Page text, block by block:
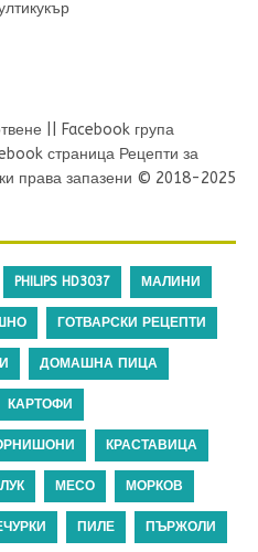
Facebook група
страница Рецепти за
права запазени © 2018-2025
PHILIPS HD3037 МАЛИНИ
ГОТВАРСКИ РЕЦЕПТИ
ДОМАШНА ПИЦА
КАРТОФИ
КРАСТАВИЦА
ЛУК МЕСО МОРКОВ
ПИЛЕ ПЪРЖОЛИ